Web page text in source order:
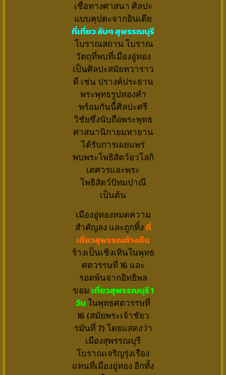
เชื่อทางศาสนา ศิลปะ
แบบคุปตะจากอินเดีย
ที่เที่ยว ลับๆ สุพรรณบุรี
โบราณสถาน โบราณ
วัตถุที่พบที่เมืองอู่ทอง
เป็นศิลปะสมัยทวาราว
ดี เช่น ปรางค์ประธาน
พระพุทธรูปทองคำ
พร้อมกันนี้ศิลปะศรี
วิชัยซึ่งนับถือพระพุทธ
ศาสนานิกายมหายาน
ได้รับการเผยแพร่
พบพระโพธิสัตว์อวโลกิ
เตศวรและพระ
โพธิสัตว์ปัทมปาณี
เป็นต้น
เมืองอู่ทองหมดความ
สำคัญลง และถูกทิ้งที่
เที่ยวสุพรรณค้างคืน
ร้างเป็นเชิงเทินในพุทธ
ศตวรรษที่ 16 และ
รอดพ้นจากอิทธิพล
ขอมเที่ยวสุพรรณบุรี 1
วันในพุทธศตวรรษที่
16 (สมัยพระเจ้าชัยว
รมันที่ 7) โดยแสดงว่า
เมืองสุพรรณบุรี
โบราณเจริญรุ่งเรือง
แทนที่เมืองอู่ทอง อีกทั้ง